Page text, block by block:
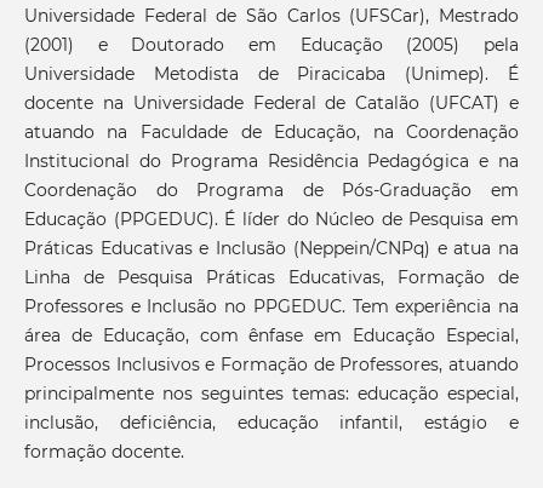
Universidade Federal de São Carlos (UFSCar), Mestrado
(2001) e Doutorado em Educação (2005) pela
Universidade Metodista de Piracicaba (Unimep). É
docente na Universidade Federal de Catalão (UFCAT) e
atuando na Faculdade de Educação, na Coordenação
Institucional do Programa Residência Pedagógica e na
Coordenação do Programa de Pós-Graduação em
Educação (PPGEDUC). É líder do Núcleo de Pesquisa em
Práticas Educativas e Inclusão (Neppein/CNPq) e atua na
Linha de Pesquisa Práticas Educativas, Formação de
Professores e Inclusão no PPGEDUC. Tem experiência na
área de Educação, com ênfase em Educação Especial,
Processos Inclusivos e Formação de Professores, atuando
principalmente nos seguintes temas: educação especial,
inclusão, deficiência, educação infantil, estágio e
formação docente.